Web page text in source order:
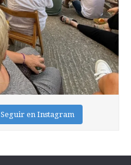
Seguir en Instagram